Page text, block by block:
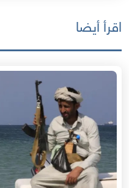
اقرأ أيضا